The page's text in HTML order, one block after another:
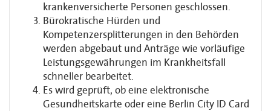
krankenversicherte Personen geschlossen.
Bürokratische Hürden und
Kompetenzersplitterungen in den Behörden
werden abgebaut und Anträge wie vorläufige
Leistungsgewährungen im Krankheitsfall
schneller bearbeitet.
Es wird geprüft, ob eine elektronische
Gesundheitskarte oder eine Berlin City ID Card